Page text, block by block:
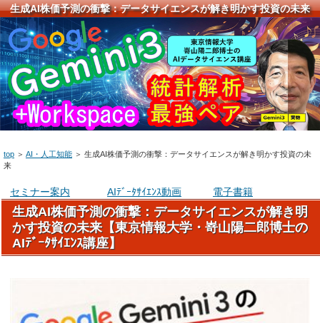
生成AI株価予測の衝撃：データサイエンスが解き明かす投資の未来
top ＞ AI・人工知能 ＞ 生成AI株価予測の衝撃：データサイエンスが解き明かす投資の未
来
セミナー案内 AIﾃﾞｰﾀｻｲｴﾝｽ動画 電子書籍
生成AI株価予測の衝撃：データサイエンスが解き明
かす投資の未来【東京情報大学・嵜山陽二郎博士の
AIﾃﾞｰﾀｻｲｴﾝｽ講座】